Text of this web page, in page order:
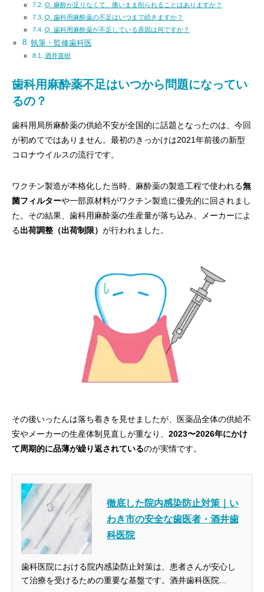
Q. 麻酔が足りなくて、痛いまま削られることはありますか？
Q. 歯科用麻酔薬の不足はいつまで続きますか？
Q. 歯科用麻酔薬が不足している原因は何ですか？
執筆・監修歯科医
酒井直樹
歯科用麻酔薬不足はいつから問題になってい
るの？
歯科用局所麻酔薬の供給不安が全国的に話題となったのは、今回
が初めてではありません。最初のきっかけは2021年前後の新型
コロナウイルスの流行です。
ワクチン製造が本格化した当時、麻酔薬の製造工程で使われる無
菌フィルターや一部原材料がワクチン製造に優先的に回されまし
た。その結果、歯科用麻酔薬の生産量が落ち込み、メーカーによ
る出荷調整（出荷制限） が行われました。
その後いったんは落ち着きを見せましたが、医薬品全体の供給不
安やメーカーの生産体制見直しが重なり、 2023〜2026年にかけ
て周期的に品薄が繰り返されているのが実情です。
徹底した院内感染防止対策｜い
わき市の安全な歯医者・酒井歯
科医院
歯科医院における院内感染防止対策は、患者さんが安心し
て治療を受けるための重要な基盤です。酒井歯科医院...